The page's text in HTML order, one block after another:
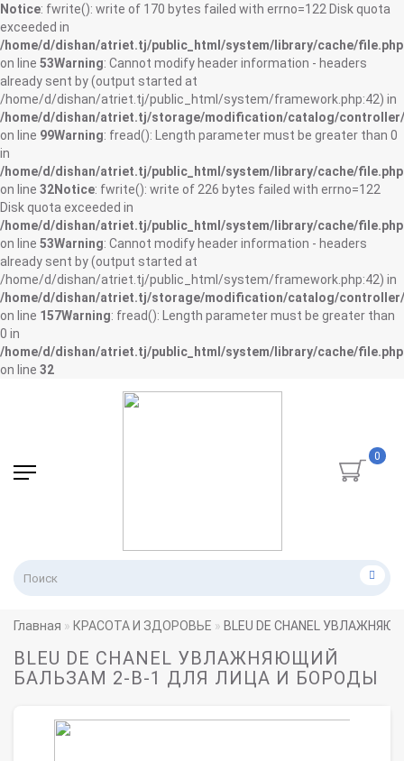
Notice: fwrite(): write of 170 bytes failed with errno=122 Disk quota
exceeded in
/home/d/dishan/atriet.tj/public_html/system/library/cache/file.php
on line 53Warning: Cannot modify header information - headers
already sent by (output started at
/home/d/dishan/atriet.tj/public_html/system/framework.php:42) in
/home/d/dishan/atriet.tj/storage/modification/catalog/
on line 99Warning: fread(): Length parameter must be greater than 0
in
/home/d/dishan/atriet.tj/public_html/system/library/cache/file.php
on line 32Notice: fwrite(): write of 226 bytes failed with errno=122
Disk quota exceeded in
/home/d/dishan/atriet.tj/public_html/system/library/cache/file.php
on line 53Warning: Cannot modify header information - headers
already sent by (output started at
/home/d/dishan/atriet.tj/public_html/system/framework.php:42) in
/home/d/dishan/atriet.tj/storage/modification/catalog/
on line 157Warning: fread(): Length parameter must be greater than
0 in
/home/d/dishan/atriet.tj/public_html/system/library/cache/file.php
on line 32
0
Главная КРАСОТА И ЗДОРОВЬЕ BLEU DE CHANEL
BLEU DE CHANEL УВЛАЖНЯЮЩИЙ
БАЛЬЗАМ 2-В-1 ДЛЯ ЛИЦА И БОРОДЫ